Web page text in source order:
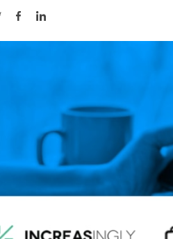
op Twitter
Delen op Facebook
Delen op LinkedIn